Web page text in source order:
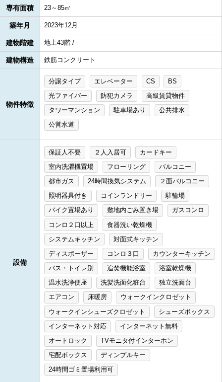
専有面積 23～85㎡
築年月 2023年12月
建物階建 地上43階 / -
建物構造 鉄筋コンクリート
物件特徴
分譲タイプ エレベーター CS
BS
光ファイバー
防犯カメラ
高級賃貸物件
タワーマンション
駐車場あり
公共排水
公営水道
設備
保証人不要 ２人入居可
カードキー
室内洗濯機置場
フローリング
バルコニー
都市ガス
24時間換気システム
２面バルコニー
照明器具付き
コインランドリー
駐輪場
バイク置場あり
敷地内ごみ置き場
ガスコンロ
コンロ２口以上
食器洗い乾燥機
システムキッチン
対面式キッチン
ディスポーザー
コンロ３口
カウンターキッチン
バス・トイレ別
追焚機能浴室
浴室乾燥機
温水洗浄便座
洗髪洗面化粧台
独立洗面台
エアコン
床暖房
ウォークインクロゼット
ウォークインシューズクロゼット
シューズボックス
インターネット対応
インターネット無料
オートロック
TVモニタ付インターホン
宅配ボックス
ディンプルキー
24時間ゴミ置場利用可